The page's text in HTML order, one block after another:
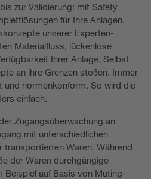
zur Validierung: mit Safety
für Ihre Anlagen.
unserer Experten-
Materialfluss, lückenlose
Ihrer Anlage. Selbst
an ihre Grenzen stoßen. Immer
und normenkonform. So wird die
einfach.
Zugangsüberwachung an
mit unterschiedlichen
transportierten Waren. Während
der Waren durchgängige
Beispiel auf Basis von Muting-